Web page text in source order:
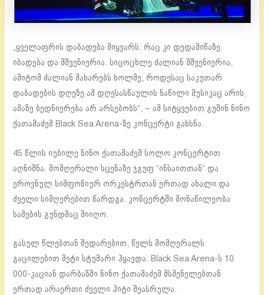
„ყველაფრის დაბადება მიყვარს: რაც კი დედამიწაზე
იბადება და მშვენიერია. სიცოცხლე ძალიან მშვენიერია,
ამიტომ ძალიან მახარებს ხოლმე, როდესაც საკუთარ
დაბადების დღეზე ამ დღესასწაულის ნაწილი მუსიკაც არის,
ამაზე ბედნიერება არ არსებობს“, – ამ სიტყვებით გუშინ ნინო
ქათამაძემ Black Sea Arena-ზე კონცერტი გახსნა.
45 წლის იუბილე ნინო ქათამაძემ სოლო კონცერტით
აღნიშნა. მომღერალი სცენაზე ჯგუფ “ინსაითთან“ და
ეროვნულ სიმფონიურ ორკესტრთან ერთად ახალი და
ძველი სიმღერებით წარდგა. კონცერტში მონაწილეობა
სამების გუნდმაც მიიღო.
გასულ წლებთან შედარებით, წელს მომღერალს
გაცილებით მეტი სტუმარი ჰყავდა. Black Sea Arena-ს 10
000-კაციან დარბაზში ნინო ქათამაძემ მსმენელებთან
ერთად არაერთი ძველი ჰიტი შეასრულა.